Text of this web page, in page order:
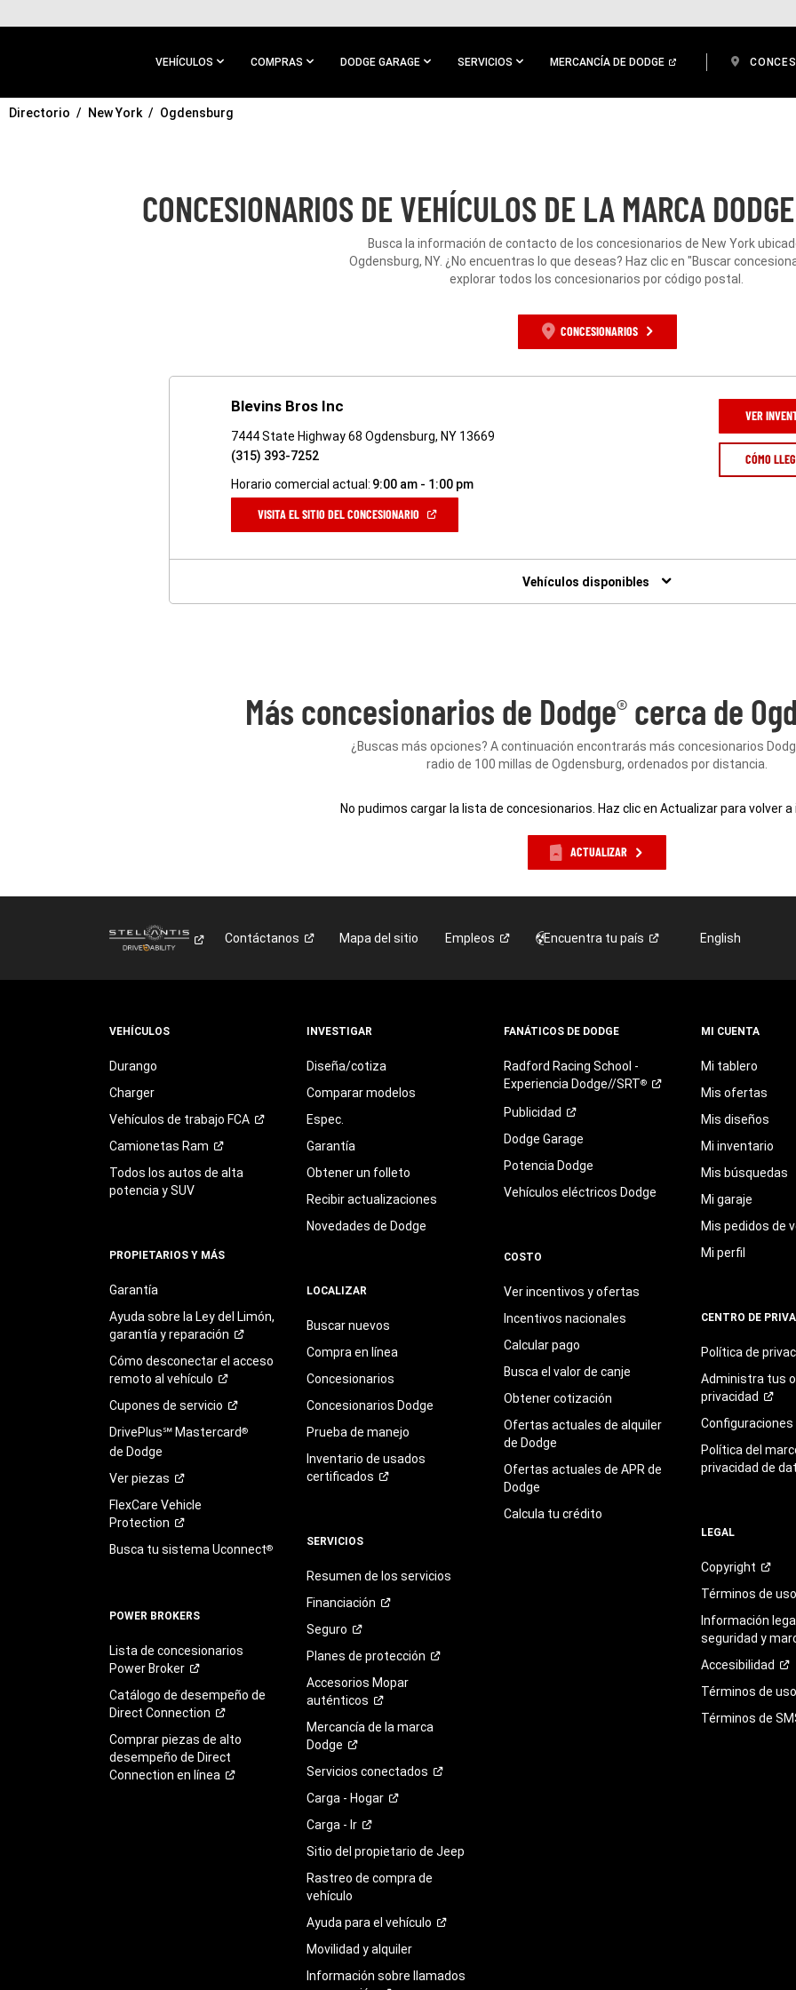
CONTENIDO
VEHÍCULOS COMPRAS DODGE GARAGE SERVICIOS MERCANCÍA DE DODGE
IR A
Directorio New York Ogdensburg
CONCESIONARIOS DE VEHÍCULOS DE LA MARCA
Busca la información de contacto de los concesionarios de New York
Ogdensburg, NY. ¿No encuentras lo que deseas? Haz clic en "Buscar
explorar todos los concesionarios por código postal.
CONCESIONARIOS
Blevins Bros Inc
7444 State Highway 68 Ogdensburg, NY 13669
(315) 393-7252
Horario comercial actual: 9:00 am - 1:00 pm
VISITA EL SITIO DEL CONCESIONARIO(ABRIR
NUEVA)
VER
CÓMO
Vehículos disponibles
Más concesionarios de Dodge® cerca de
¿Buscas más opciones? A continuación encontrarás más concesionarios
radio de 100 millas de Ogdensburg, ordenados por distancia.
No pudimos cargar la lista de concesionarios. Haz clic en Actualizar para volver
ACTUALIZAR
Contáctanos Mapa del sitio Empleos Encuentra tu país English
VEHÍCULOS
Durango
Charger
Vehículos de trabajo FCA
Camionetas Ram
Todos los autos de alta
potencia y SUV
PROPIETARIOS Y MÁS
Garantía
Ayuda sobre la Ley del Limón,
garantía yreparación
Cómo desconectar el acceso
remoto al vehículo
Cupones de servicio
DrivePlus℠ Mastercard®
de Dodge
Verpiezas
FlexCare Vehicle
Protection
Busca tu sistema Uconnect®
POWER BROKERS
Lista de concesionarios
Power Broker
Catálogo de desempeño de
Direct Connection
Comprar piezas de alto
desempeño de Direct
Connection en línea
INVESTIGAR
Diseña/cotiza
Comparar modelos
Espec.
Garantía
Obtener un folleto
Recibir actualizaciones
Novedades de Dodge
LOCALIZAR
Buscar nuevos
Compra en línea
Concesionarios
Concesionarios Dodge
Prueba de manejo
Inventario de usados
certificados
SERVICIOS
Resumen de los servicios
Financiación
Seguro
Planes de protección
Accesorios Mopar
auténticos
Mercancía de la marca
Dodge
Servicios conectados
Carga - Hogar
Carga - Ir
Sitio del propietario de Jeep
Rastreo de compra de
vehículo
Ayuda para el vehículo
Movilidad y alquiler
Información sobre llamados
FANÁTICOS DE DODGE
Radford Racing School -
Experiencia Dodge//SRT®
Publicidad
Dodge Garage
Potencia Dodge
Vehículos eléctricos Dodge
COSTO
Ver incentivos y ofertas
Incentivos nacionales
Calcular pago
Busca el valor de canje
Obtener cotización
Ofertas actuales de alquiler
de Dodge
Ofertas actuales de APR de
Dodge
Calcula tu crédito
MI CUENTA
Mi tablero
Mis ofertas
Mis diseños
Mi inventario
Mis búsquedas
Mi garaje
Mis pedidos de
Mi perfil
CENTRO DE
Política de
Administra tus
privacidad
Configuraciones
Política del
privacidad de
LEGAL
Copyright
Términos deuso
Información
seguridad y
Accesibilidad
Términos de
Términos de